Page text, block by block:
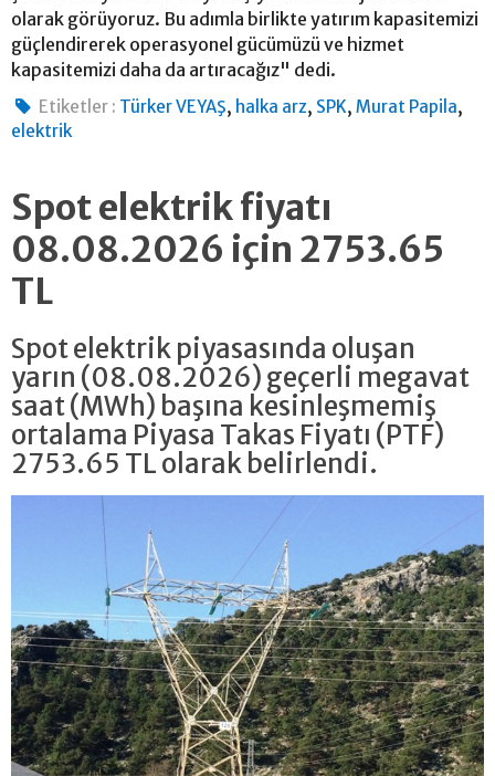
olarak görüyoruz. Bu adımla birlikte yatırım kapasitemizi
güçlendirerek operasyonel gücümüzü ve hizmet
kapasitemizi daha da artıracağız" dedi.
Etiketler : Türker VEYAŞ, halka arz, SPK,Murat Papila,
elektrik
Spot elektrik fiyatı
08.08.2026 için 2753.65
TL
Spot elektrik piyasasında oluşan
yarın (08.08.2026) geçerli megavat
saat (MWh) başına kesinleşmemiş
ortalama Piyasa Takas Fiyatı (PTF)
2753.65 TL olarak belirlendi.